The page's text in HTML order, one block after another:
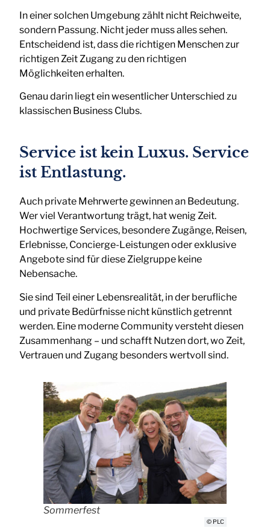
In einer solchen Umgebung zählt nicht Reichweite,
sondern Passung. Nicht jeder muss alles sehen.
Entscheidend ist, dass die richtigen Menschen zur
richtigen Zeit Zugang zu den richtigen
Möglichkeiten erhalten.
Genau darin liegt ein wesentlicher Unterschied zu
klassischen Business Clubs.
Service ist kein Luxus. Service
ist Entlastung.
Auch private Mehrwerte gewinnen an Bedeutung.
Wer viel Verantwortung trägt, hat wenig Zeit.
Hochwertige Services, besondere Zugänge, Reisen,
Erlebnisse, Concierge-Leistungen oder exklusive
Angebote sind für diese Zielgruppe keine
Nebensache.
Sie sind Teil einer Lebensrealität, in der berufliche
und private Bedürfnisse nicht künstlich getrennt
werden. Eine moderne Community versteht diesen
Zusammenhang – und schafft Nutzen dort, wo Zeit,
Vertrauen und Zugang besonders wertvoll sind.
Sommerfest
© PLC